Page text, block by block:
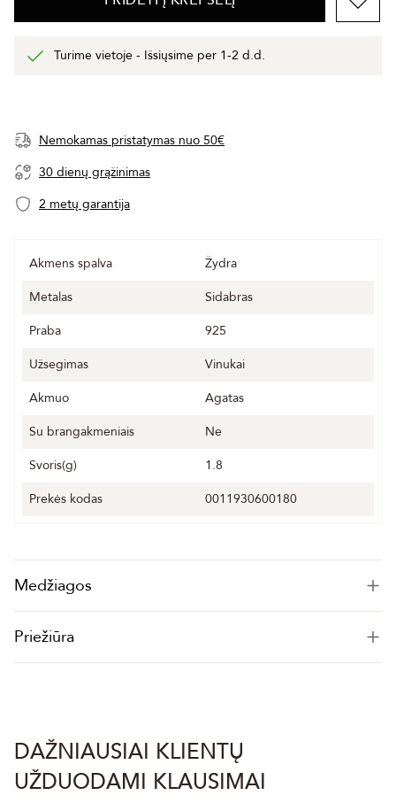
Turime vietoje - Išsiųsime per 1-2 d.d.
Nemokamas pristatymas nuo 50€
30 dienų grąžinimas
2 metų garantija
Akmens spalva
Žydra
Metalas
Sidabras
Praba
925
Užsegimas
Vinukai
Akmuo
Agatas
Su brangakmeniais
Ne
Svoris(g)
1.8
Prekės kodas
0011930600180
Medžiagos
Priežiūra
DAŽNIAUSIAI KLIENTŲ
UŽDUODAMI KLAUSIMAI